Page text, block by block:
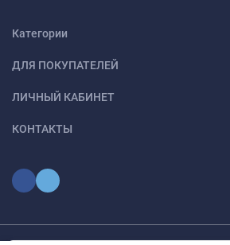
Категории
ДЛЯ ПОКУПАТЕЛЕЙ
ЛИЧНЫЙ КАБИНЕТ
КОНТАКТЫ